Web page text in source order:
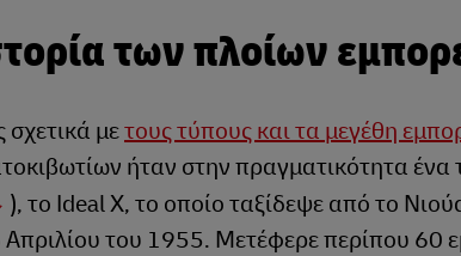
των πλοίων
μετους τύπους και τα μεγέθη
ήταν στην πραγματικότητα ένα
), το Ideal X, το οποίο ταξίδεψε από το
Απριλίου του 1955. Μετέφερε περίπου 60